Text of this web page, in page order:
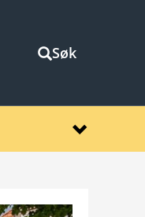
Søk